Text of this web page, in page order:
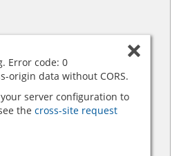
Error code: 0
origin data without CORS.
server configuration to
the cross-site request